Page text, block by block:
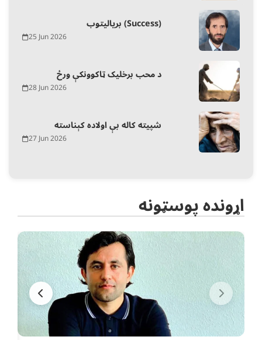
بریالیتوب (Success)
25 Jun 2026
د محب برخلیک ټاکوونکې ورځ
28 Jun 2026
شپیته کاله بې اولاده کېناسته
27 Jun 2026
اړونده پوسټونه